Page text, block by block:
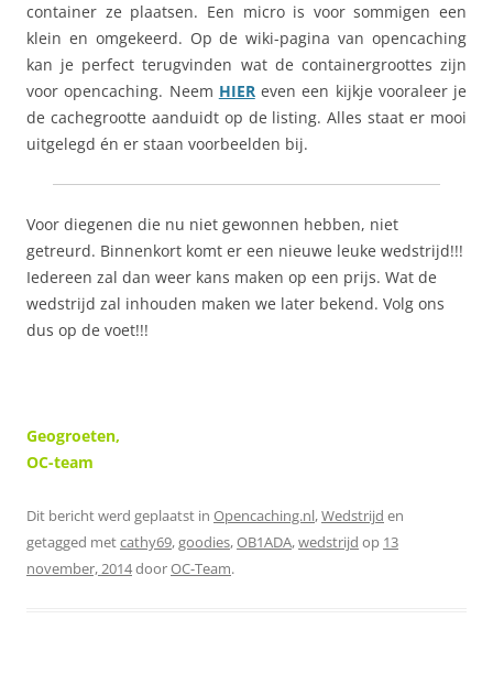
container ze plaatsen. Een micro is voor sommigen een
klein en omgekeerd. Op de wiki-pagina van opencaching
kan je perfect terugvinden wat de containergroottes zijn
voor opencaching. Neem HIEReven een kijkje vooraleer je
de cachegrootte aanduidt op de listing. Alles staat er mooi
uitgelegd én er staan voorbeelden bij.
Voor diegenen die nu niet gewonnen hebben, niet
getreurd. Binnenkort komt er een nieuwe leuke wedstrijd!!!
Iedereen zal dan weer kans maken op een prijs. Wat de
wedstrijd zal inhouden maken we later bekend. Volg ons
dus op de voet!!!
Geogroeten,
OC-team
Dit bericht werd geplaatst in Opencaching.nl,Wedstrijd en
getagged metcathy69,goodies,OB1ADA,wedstrijd op 13
november, 2014doorOC-Team.